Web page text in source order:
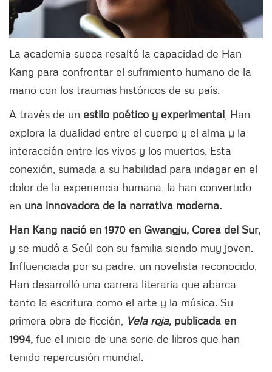
La academia sueca resaltó la capacidad de Han
Kang para confrontar el sufrimiento humano de la
mano con los traumas históricos de su país.
A través de un estilo poético y experimental , Han
explora la dualidad entre el cuerpo y el alma y la
interacción entre los vivos y los muertos. Esta
conexión, sumada a su habilidad para indagar en el
dolor de la experiencia humana, la han convertido
en una innovadora de la narrativa moderna.
Han Kang nació en 1970 en Gwangju, Corea del Sur,
y se mudó a Seúl con su familia siendo muy joven.
Influenciada por su padre, un novelista reconocido,
Han desarrolló una carrera literaria que abarca
tanto la escritura como el arte y la música. Su
primera obra de ficción, Vela roja, publicada en
1994, fue el inicio de una serie de libros que han
tenido repercusión mundial.